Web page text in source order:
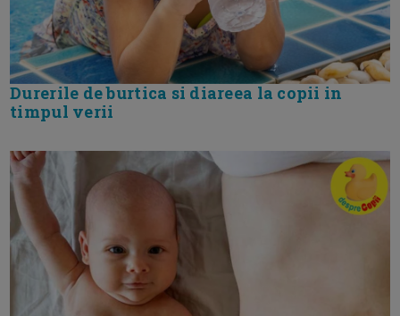
Durerile de burtica si diareea la copii in
timpul verii